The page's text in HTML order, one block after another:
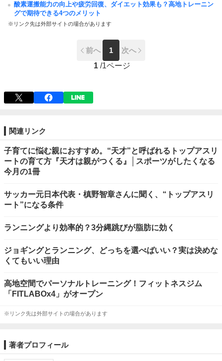
酸素運搬能力の向上や疲労回復、ダイエット効果も？高地トレーニン
グで期待できる4つのメリット
※リンク先は外部サイトの場合があります
前へ 1
次へ
1 /1ページ
関連リンク
子育てに悩む親におすすめ。“天才”と呼ばれるトップアスリ
ートの育て方『天才は親がつくる』│スポーツがしたくなる
今月の1冊
サッカー元日本代表・槙野智章さんに聞く、“トップアスリ
ート”になる条件
ランニングより効率的？3分縄跳びが脂肪に効く
ジョギングとランニング、どっちを選べばいい？実は決めな
くてもいい理由
高地空間でパーソナルトレーニング！フィットネスジム
「FITLABOx4」がオープン
※リンク先は外部サイトの場合があります
著者プロフィール